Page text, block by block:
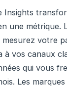
Insights
une métrique.
mesurez votre
à vos canaux
qui vous
Les